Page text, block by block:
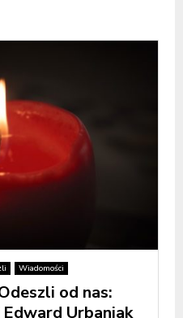
Wiadomości
od nas:
Urbaniak